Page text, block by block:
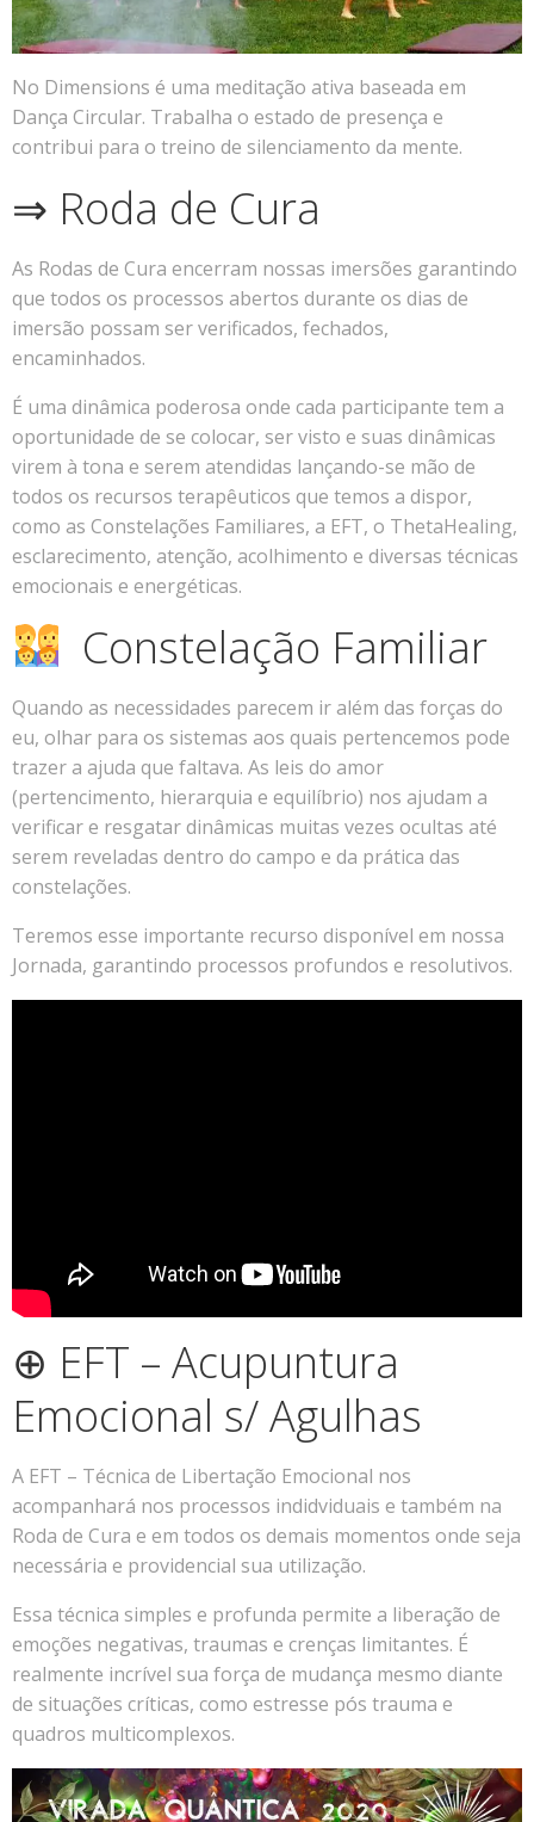
No Dimensions é uma meditação ativa baseada em
Dança Circular. Trabalha o estado de presença e
contribui para o treino de silenciamento da mente.
⇒ Roda de Cura
As Rodas de Cura encerram nossas imersões garantindo
que todos os processos abertos durante os dias de
imersão possam ser verificados, fechados,
encaminhados.
É uma dinâmica poderosa onde cada participante tem a
oportunidade de se colocar, ser visto e suas dinâmicas
virem à tona e serem atendidas lançando-se mão de
todos os recursos terapêuticos que temos a dispor,
como as Constelações Familiares, a EFT, o ThetaHealing,
esclarecimento, atenção, acolhimento e diversas técnicas
emocionais e energéticas.
Constelação Familiar
Quando as necessidades parecem ir além das forças do
eu, olhar para os sistemas aos quais pertencemos pode
trazer a ajuda que faltava. As leis do amor
(pertencimento, hierarquia e equilíbrio) nos ajudam a
verificar e resgatar dinâmicas muitas vezes ocultas até
serem reveladas dentro do campo e da prática das
constelações.
Teremos esse importante recurso disponível em nossa
Jornada, garantindo processos profundos e resolutivos.
⊕ EFT – Acupuntura
Emocional s/ Agulhas
A EFT – Técnica de Libertação Emocional nos
acompanhará nos processos indidviduais e também na
Roda de Cura e em todos os demais momentos onde seja
necessária e providencial sua utilização.
Essa técnica simples e profunda permite a liberação de
emoções negativas, traumas e crenças limitantes. É
realmente incrível sua força de mudança mesmo diante
de situações críticas, como estresse pós trauma e
quadros multicomplexos.